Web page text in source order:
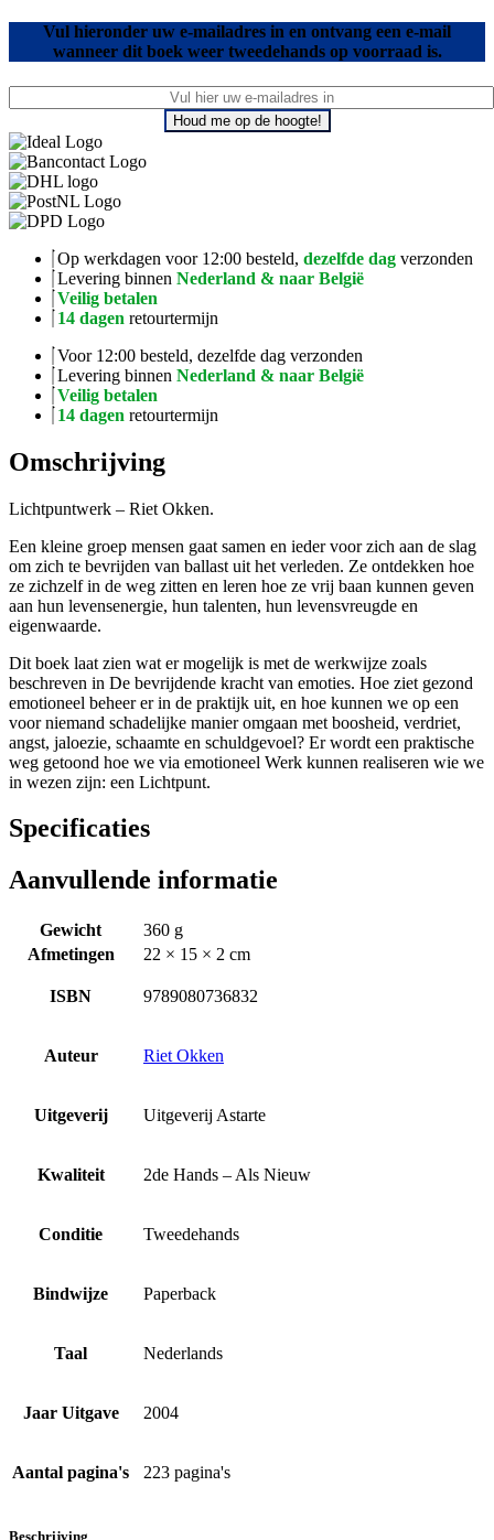
Vul hieronder uw e-mailadres in en ontvang een e-mail
wanneer dit boek weer tweedehands op voorraad is.
Houd me op de hoogte!
Op werkdagen voor 12:00 besteld, dezelfde dag verzonden
Levering binnen Nederland & naar België
Veilig betalen
14 dagen retourtermijn
Voor 12:00 besteld, dezelfde dag verzonden
Levering binnen Nederland & naar België
Veilig betalen
14 dagen retourtermijn
Omschrijving
Lichtpuntwerk – Riet Okken.
Een kleine groep mensen gaat samen en ieder voor zich aan de slag
om zich te bevrijden van ballast uit het verleden. Ze ontdekken hoe
ze zichzelf in de weg zitten en leren hoe ze vrij baan kunnen geven
aan hun levensenergie, hun talenten, hun levensvreugde en
eigenwaarde.
Dit boek laat zien wat er mogelijk is met de werkwijze zoals
beschreven in De bevrijdende kracht van emoties. Hoe ziet gezond
emotioneel beheer er in de praktijk uit, en hoe kunnen we op een
voor niemand schadelijke manier omgaan met boosheid, verdriet,
angst, jaloezie, schaamte en schuldgevoel? Er wordt een praktische
weg getoond hoe we via emotioneel Werk kunnen realiseren wie we
in wezen zijn: een Lichtpunt.
Specificaties
Aanvullende informatie
Gewicht
360 g
Afmetingen
22 × 15 × 2 cm
ISBN 9789080736832
Auteur Riet Okken
Uitgeverij Uitgeverij Astarte
Kwaliteit 2de Hands – Als Nieuw
Conditie Tweedehands
Bindwijze Paperback
Taal Nederlands
Jaar Uitgave 2004
Aantal pagina's 223 pagina's
Beschrijving